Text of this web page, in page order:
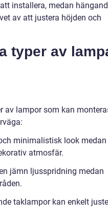
installera, medan
av att justera höjden och
typer av
av lampor som kan
minimalistisk look medan
atmosfär.
jämn ljusspridning medan
taklampor kan enkelt